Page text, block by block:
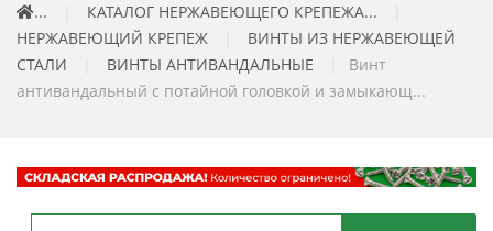
... КАТАЛОГ НЕРЖАВЕЮЩЕГО КРЕПЕЖА...
НЕРЖАВЕЮЩИЙ КРЕПЕЖ
ВИНТЫ ИЗ НЕРЖАВЕЮЩЕЙ
СТАЛИ
ВИНТЫ АНТИВАНДАЛЬНЫЕ
Винт
антивандальный с потайной головкой и замыкающ...